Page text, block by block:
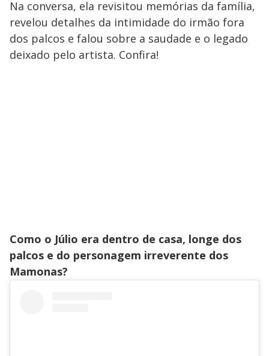
Na conversa, ela revisitou memórias da família,
revelou detalhes da intimidade do irmão fora
dos palcos e falou sobre a saudade e o legado
deixado pelo artista. Confira!
Como o Júlio era dentro de casa, longe dos
palcos e do personagem irreverente dos
Mamonas?